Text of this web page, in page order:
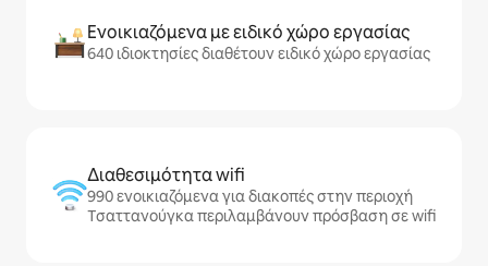
Ενοικιαζόμενα με ειδικό χώρο εργασίας
640 ιδιοκτησίες διαθέτουν ειδικό χώρο εργασίας
Διαθεσιμότητα wifi
990 ενοικιαζόμενα για διακοπές στην περιοχή
Τσαττανούγκα περιλαμβάνουν πρόσβαση σε wifi